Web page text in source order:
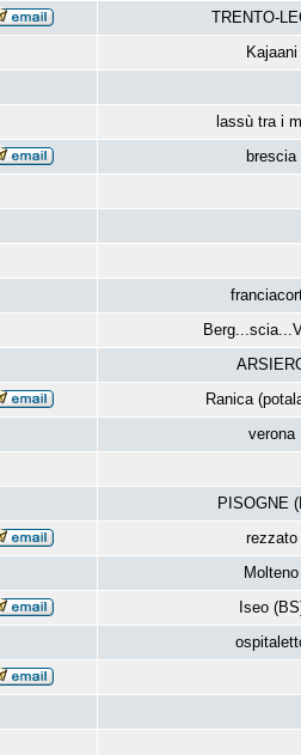
TRENTO-
Kajaani
lassù tra i
brescia
Ranica
verona
PISOGNE
rezzato
Molteno
Iseo